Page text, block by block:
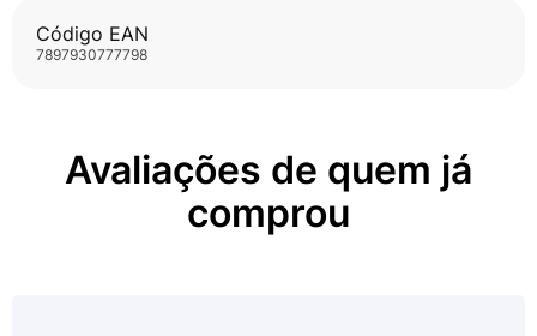
• 100% dos usuários sentiram que o produto hidrata
a pele nas áreas mais ressecadas*.
Código EAN
7897930777798
Avaliações de quem já
comprou